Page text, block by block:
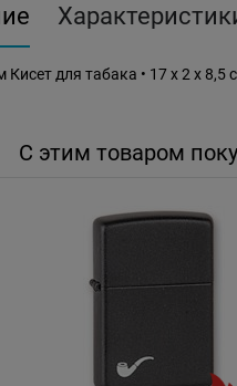
для табака • 17 x 2 x
С этим товаром